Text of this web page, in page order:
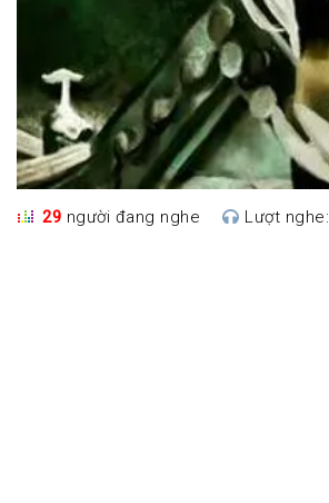
29 người đang nghe Lượt nghe: